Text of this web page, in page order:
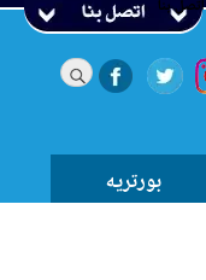
اتصل بنا
بورتريه